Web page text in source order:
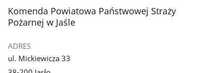
galerii.
stopka
Komenda Powiatowa Państwowej Straży
Pożarnej w Jaśle
ADRES
ul. Mickiewicza 33